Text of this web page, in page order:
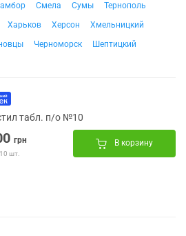
Смела Сумы
Тернополь
Харьков Херсон
Хмельницкий
Черноморск Шептицкий
табл. п/о №10
грн
шт.
В корзину